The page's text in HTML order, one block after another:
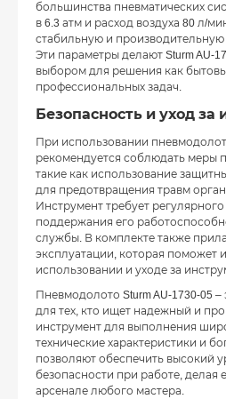
большинства пневматических
в 6.3 атм и расход воздуха 80 л/
стабильную и производительную
Эти параметры делают Sturm AU-
выбором для решения как
профессиональных задач.
Безопасность и уход за
При использовании
рекомендуется соблюдать меры
такие как использование
для предотвращения травм
Инструмент требует
поддержания его
службы. В комплекте также
эксплуатации, которая поможет
использовании и уходе за
Пневмодолото Sturm AU-1730-05
для тех, кто ищет надежный и
инструмент для выполнения
технические характеристики и
позволяют обеспечить высокий
безопасности при работе, делая
арсенале любого мастера.